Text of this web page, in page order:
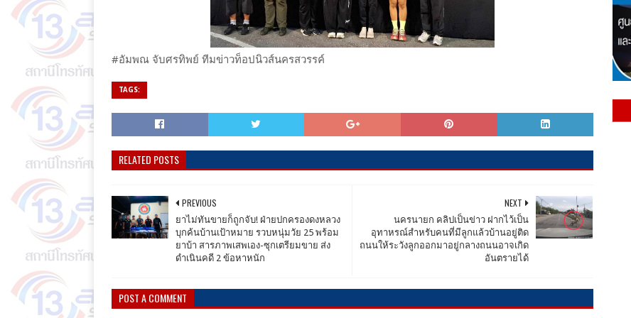
#อัมพณ จับศรทิพย์ ทีมข่าวท็อปนิวส์นครสวรรค์
TAGS:
RELATED POSTS
NEXT
นครนายก คลิปเป็นข่าว ฝากไว้เป็น
อุทาหรณ์สำหรับคนที่มีลูกแล้วบ้านอยู่ติด
ถนนให้ระวังลูกออกมาอยู่กลางถนนอาจเกิด
อันตรายได้
PREVIOUS
ยาไม่ทันขายก็ถูกจับ! ฝ่ายปกครองดงหลวง
บุกค้นบ้านเป้าหมาย รวบหนุ่มวัย 25 พร้อม
ยาบ้า สารภาพเสพเอง-ซุกเตรียมขาย ส่ง
ดำเนินคดี 2 ข้อหาหนัก
POST A COMMENT